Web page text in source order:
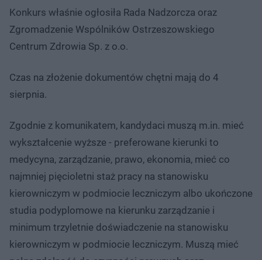
Konkurs właśnie ogłosiła Rada Nadzorcza oraz
Zgromadzenie Wspólników Ostrzeszowskiego
Centrum Zdrowia Sp. z o.o.
Czas na złożenie dokumentów chętni mają do 4
sierpnia.
Zgodnie z komunikatem, kandydaci muszą m.in. mieć
wykształcenie wyższe - preferowane kierunki to
medycyna, zarządzanie, prawo, ekonomia, mieć co
najmniej pięcioletni staż pracy na stanowisku
kierowniczym w podmiocie leczniczym albo ukończone
studia podyplomowe na kierunku zarządzanie i
minimum trzyletnie doświadczenie na stanowisku
kierowniczym w podmiocie leczniczym. Muszą mieć